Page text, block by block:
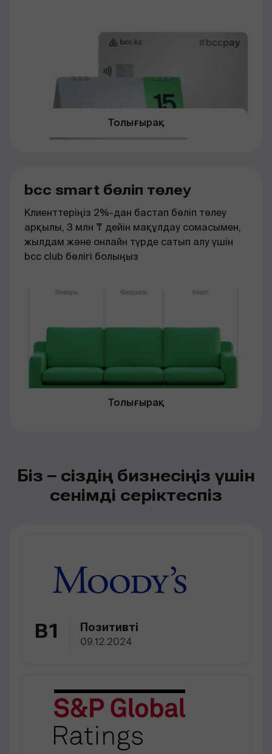
Толығырақ
bcc smart бөліп төлеу
Клиенттеріңіз 2%-дан бастап бөліп төлеу
арқылы, 3 млн ₸ дейін мақұлдау сомасымен,
жылдам және онлайн түрде сатып алу үшін
bcc club бөлігі болыңыз
Толығырақ
Біз – сіздің бизнесіңіз үшін
сенімді серіктеспіз
B1
Позитивті
09.12.2024